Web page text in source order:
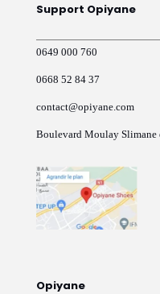
Support Opiyane
0649 000 760
0668 52 84 37
contact@opiyane.com
Boulevard Moulay Slimane
Opiyane